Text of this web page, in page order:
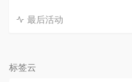
最后活动
标签云